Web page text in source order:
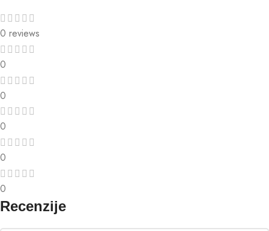
0 reviews
0
0
0
0
0
Recenzije